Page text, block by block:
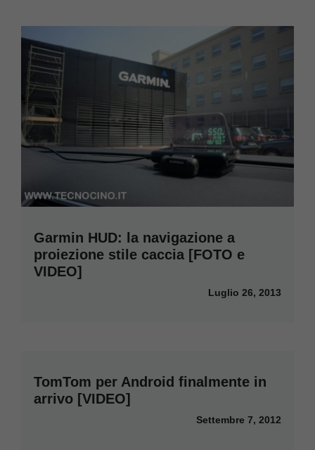
Garmin HUD: la navigazione a
proiezione stile caccia [FOTO e
VIDEO]
Luglio 26, 2013
TomTom per Android finalmente in
arrivo [VIDEO]
Settembre 7, 2012